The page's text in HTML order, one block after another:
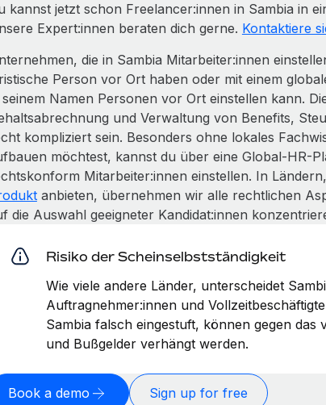
kannst jetzt schon Freelancer:innen in Sambia in
Expert:innen beraten dich gerne. Kontaktiere
die in Sambia Mitarbeiter:innen
Person vor Ort haben oder mit einem
Namen Personen vor Ort einstellen kann.
und Verwaltung von Benefits,
kompliziert sein. Besonders ohne lokales
möchtest, kannst du über eine Global-HR-
Mitarbeiter:innen einstellen. In
anbieten, übernehmen wir alle rechtlichen
die Auswahl geeigneter Kandidat:innen
Risiko der Scheinselbstständigkeit
Wie viele andere Länder, unterscheidet
Auftragnehmer:innen und
Sambia falsch eingestuft, können gegen
und Bußgelder verhängt werden.
Book a demo Sign up for free